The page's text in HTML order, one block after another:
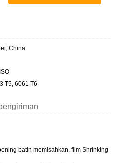
China
T5, 6061 T6
batin memisahkan, film Shrinking